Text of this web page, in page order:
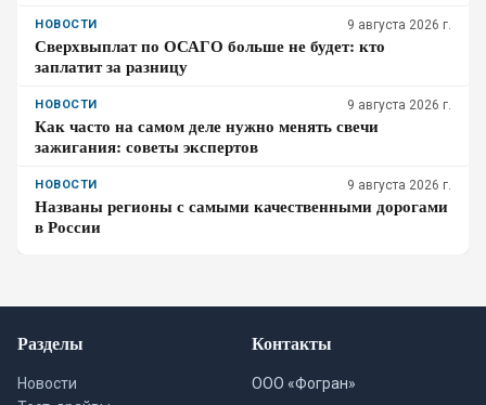
НОВОСТИ 9 августа 2026 г.
Сверхвыплат по ОСАГО больше не будет: кто
заплатит за разницу
НОВОСТИ 9 августа 2026 г.
Как часто на самом деле нужно менять свечи
зажигания: советы экспертов
НОВОСТИ 9 августа 2026 г.
Названы регионы с самыми качественными дорогами
в России
Разделы
Новости
Контакты
ООО «Фогран»